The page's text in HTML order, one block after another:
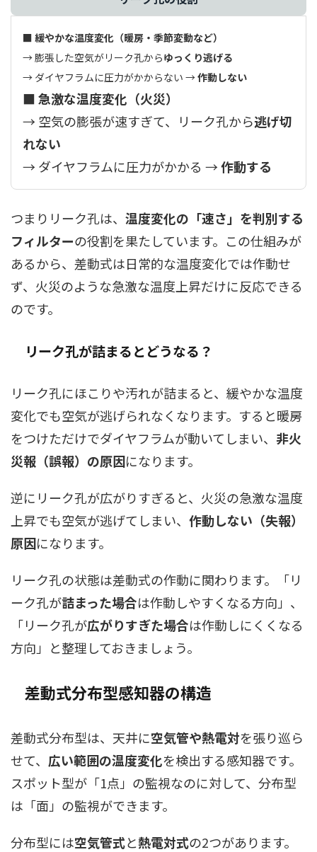
■ 緩やかな温度変化（暖房・季節変動など）
→ 膨張した空気がリーク孔からゆっくり逃げる
→ ダイヤフラムに圧力がかからない →作動しない
■ 急激な温度変化（火災）
→ 空気の膨張が速すぎて、リーク孔から逃げ切
れない
→ ダイヤフラムに圧力がかかる →作動する
つまりリーク孔は、 温度変化の「速さ」を判別する
フィルターの役割を果たしています。この仕組みが
あるから、差動式は日常的な温度変化では作動せ
ず、火災のような急激な温度上昇だけに反応できる
のです。
リーク孔が詰まるとどうなる？
リーク孔にほこりや汚れが詰まると、緩やかな温度
変化でも空気が逃げられなくなります。すると暖房
をつけただけでダイヤフラムが動いてしまい、 非火
災報（誤報）の原因になります。
逆にリーク孔が広がりすぎると、火災の急激な温度
上昇でも空気が逃げてしまい、 作動しない（失報）
原因になります。
リーク孔の状態は差動式の作動に関わります。「リ
ーク孔が詰まった場合は作動しやすくなる方向」、
「リーク孔が広がりすぎた場合は作動しにくくなる
方向」と整理しておきましょう。
差動式分布型感知器の構造
差動式分布型は、天井に空気管や熱電対を張り巡ら
せて、 広い範囲の温度変化を検出する感知器です。
スポット型が「1点」の監視なのに対して、分布型
は「面」の監視ができます。
分布型には空気管式と熱電対式の2つがあります。